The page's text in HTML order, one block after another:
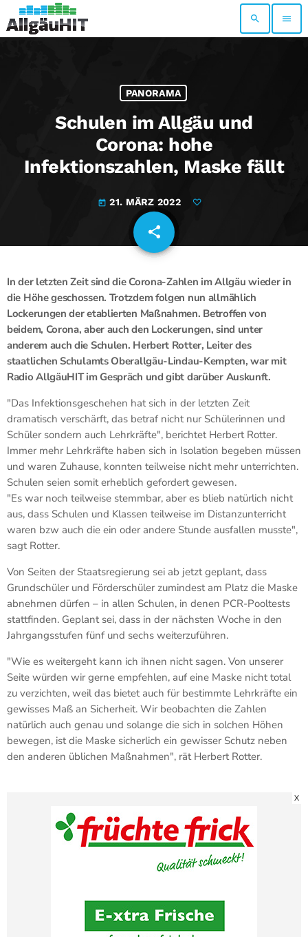
search menu
PANORAMA
Schulen im Allgäu und
Corona: hohe
Infektionszahlen, Maske fällt
today 21. MÄRZ 2022
share
email
In der letzten Zeit sind die Corona-Zahlen im Allgäu wieder in
die Höhe geschossen. Trotzdem folgen nun allmählich
Lockerungen der etablierten Maßnahmen. Betroffen von
beidem, Corona, aber auch den Lockerungen, sind unter
anderem auch die Schulen. Herbert Rotter, Leiter des
staatlichen Schulamts Oberallgäu-Lindau-Kempten, war mit
Radio AllgäuHIT im Gespräch und gibt darüber Auskunft.
"Das Infektionsgeschehen hat sich in der letzten Zeit
dramatisch verschärft, das betraf nicht nur Schülerinnen und
Schüler sondern auch Lehrkräfte", berichtet Herbert Rotter.
Immer mehr Lehrkräfte haben sich in Isolation begeben müssen
und waren Zuhause, konnten teilweise nicht mehr unterrichten.
Schulen seien somit erheblich gefordert gewesen.
"Es war noch teilweise stemmbar, aber es blieb natürlich nicht
aus, dass Schulen und Klassen teilweise im Distanzunterricht
waren bzw auch die ein oder andere Stunde ausfallen musste",
sagt Rotter.
Von Seiten der Staatsregierung sei ab jetzt geplant, dass
Grundschüler und Förderschüler zumindest am Platz die Maske
abnehmen dürfen – in allen Schulen, in denen PCR-Pooltests
stattfinden. Geplant sei, dass in der nächsten Woche in den
Jahrgangsstufen fünf und sechs weiterzuführen.
"Wie es weitergeht kann ich ihnen nicht sagen. Von unserer
Seite würden wir gerne empfehlen, auf eine Maske nicht total
zu verzichten, weil das bietet auch für bestimmte Lehrkräfte ein
gewisses Maß an Sicherheit. Wir beobachten die Zahlen
natürlich auch genau und solange die sich in solchen Höhen
bewegen, ist die Maske sicherlich ein gewisser Schutz neben
den anderen üblichen Maßnahmen", rät Herbert Rotter.
X